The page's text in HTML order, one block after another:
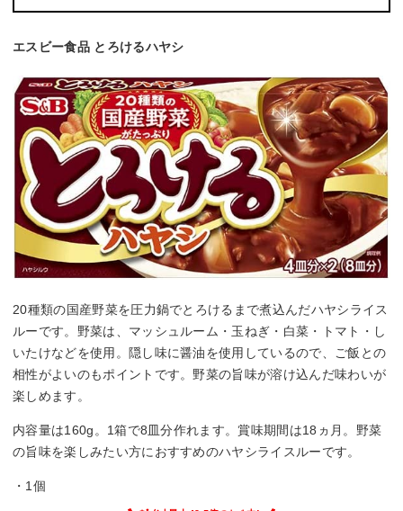
エスビー食品 とろけるハヤシ
20種類の国産野菜を圧力鍋でとろけるまで煮込んだハヤシライス
ルーです。野菜は、マッシュルーム・玉ねぎ・白菜・トマト・し
いたけなどを使用。隠し味に醤油を使用しているので、ご飯との
相性がよいのもポイントです。野菜の旨味が溶け込んだ味わいが
楽しめます。
内容量は160g。1箱で8皿分作れます。賞味期間は18ヵ月。野菜
の旨味を楽しみたい方におすすめのハヤシライスルーです。
・1個